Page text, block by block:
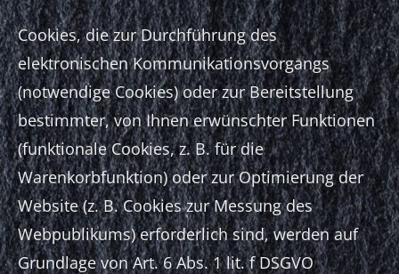
Cookies, die zur Durchführung des
elektronischen Kommunikationsvorgangs
(notwendige Cookies) oder zur Bereitstellung
bestimmter, von Ihnen erwünschter Funktionen
(funktionale Cookies, z. B. für die
Warenkorbfunktion) oder zur Optimierung der
Website (z. B. Cookies zur Messung des
Webpublikums) erforderlich sind, werden auf
Grundlage von Art. 6 Abs. 1 lit. f DSGVO